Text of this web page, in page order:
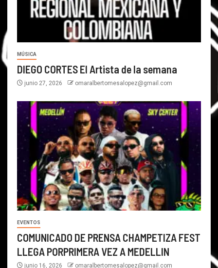
MÚSICA
DIEGO CORTES El Artista de la semana
junio 27, 2026 omaralbertomesalopez@gmail.com
EVENTOS
COMUNICADO DE PRENSA CHAMPETIZA FEST
LLEGA PORPRIMERA VEZ A MEDELLIN
junio 16, 2026 omaralbertomesalopez@gmail.com